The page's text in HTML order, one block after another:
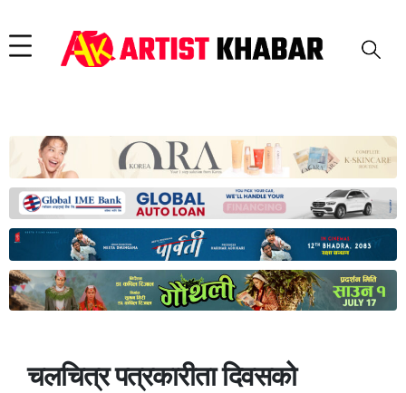
चलचित्र पत्रकारीता दिवसको